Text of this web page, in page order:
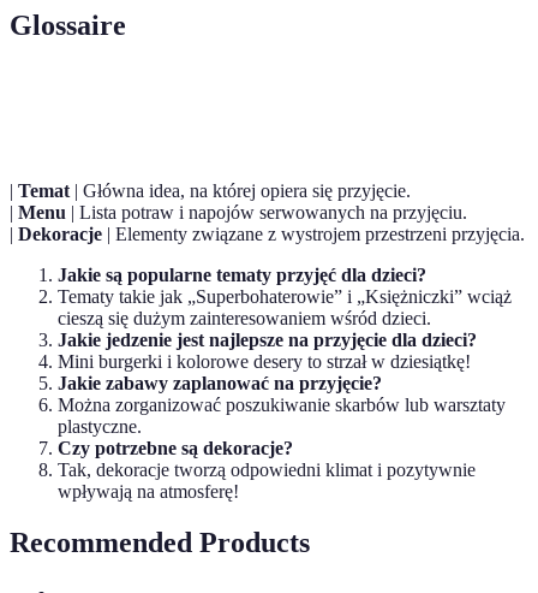
Glossaire
| Temat | Główna idea, na której opiera się przyjęcie.
| Menu | Lista potraw i napojów serwowanych na przyjęciu.
| Dekoracje | Elementy związane z wystrojem przestrzeni przyjęcia.
Jakie są popularne tematy przyjęć dla dzieci?
Tematy takie jak „Superbohaterowie” i „Księżniczki” wciąż
cieszą się dużym zainteresowaniem wśród dzieci.
Jakie jedzenie jest najlepsze na przyjęcie dla dzieci?
Mini burgerki i kolorowe desery to strzał w dziesiątkę!
Jakie zabawy zaplanować na przyjęcie?
Można zorganizować poszukiwanie skarbów lub warsztaty
plastyczne.
Czy potrzebne są dekoracje?
Tak, dekoracje tworzą odpowiedni klimat i pozytywnie
wpływają na atmosferę!
Recommended Products